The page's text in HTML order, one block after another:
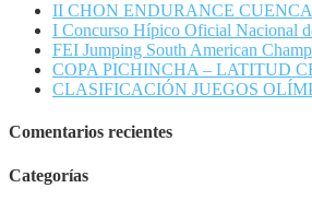
II CHON ENDURANCE CUENCA
I Concurso Hípico Oficial Nacional
FEI Jumping South American
COPA PICHINCHA – LATITUD
CLASIFICACIÓN JUEGOS
Comentarios recientes
Categorías